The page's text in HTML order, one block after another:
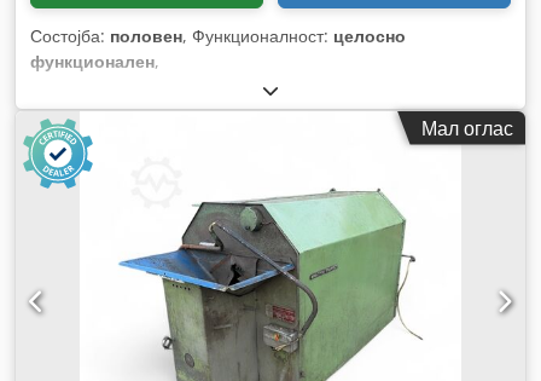
Состојба: половен, Функционалност: целосно
функционален,
Мал оглас